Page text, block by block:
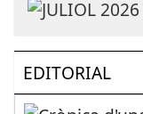
EDITORIAL